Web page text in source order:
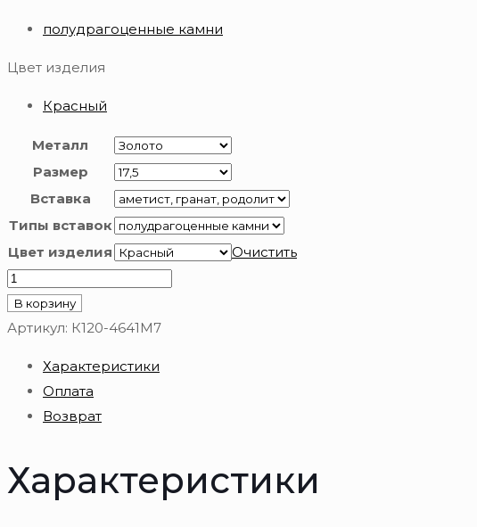
полудрагоценные камни
Цвет изделия
Красный
Металл
Размер
Вставка
Типы вставок
Цвет изделия
Очистить
Количество
товара
Золотое
пробы
В корзину
Артикул: К120-4641М7
Характеристики
Оплата
Возврат
Характеристики